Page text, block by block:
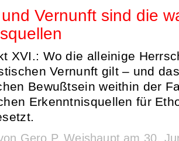
Vernunft sind die
XVI.: Wo die alleinige
Vernunft gilt – und
Bewußtsein weithin der
Erkenntnisquellen für
Gero P. Weishaupt am 30.